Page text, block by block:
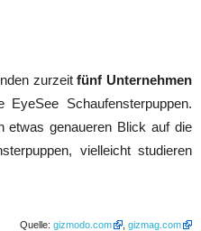
zurzeitfünf Unternehmen
Schaufensterpuppen.
etwas genaueren Blick auf die
vielleicht studieren
Quelle: gizmodo.com gizmag.com